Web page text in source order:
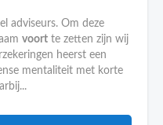
adviseurs. Om deze
voort te zetten zijn wij
heerst een
mentaliteit met korte